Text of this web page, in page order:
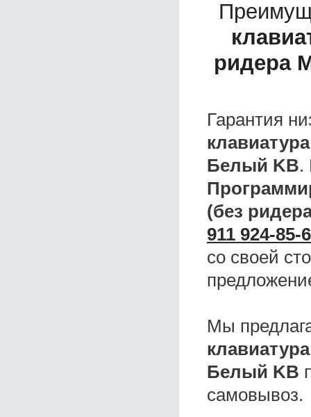
ридера
Гарантия
Белый KB.
(без
911 924-85-
со своей
Мы
Белый KB
самовывоз.